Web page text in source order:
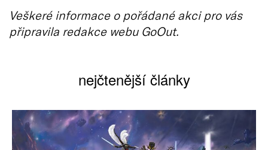
Veškeré informace o pořádané akci pro vás
připravila redakce webu GoOut.
nejčtenější články